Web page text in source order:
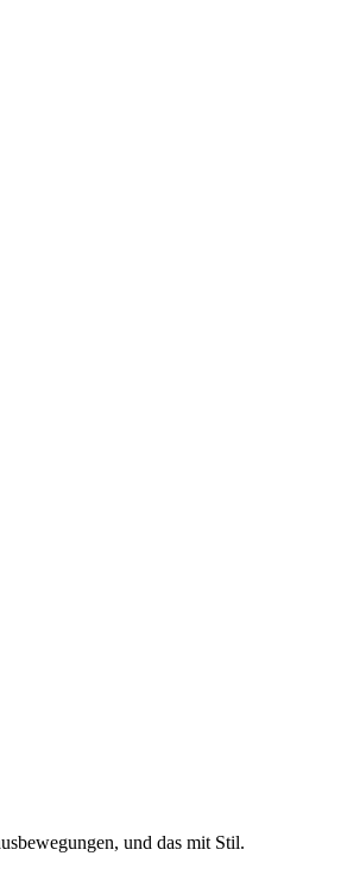
und das mit Stil.